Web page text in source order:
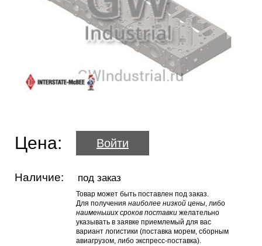
Цена: Войти
Наличие: под заказ
Товар может быть поставлен под заказ.
Для получения наиболее низкой цены, либо
наименьших сроков поставки желательно
указывать в заявке приемлемый для вас
вариант логистики (поставка морем, сборным
авиагрузом, либо экспресс-поставка).